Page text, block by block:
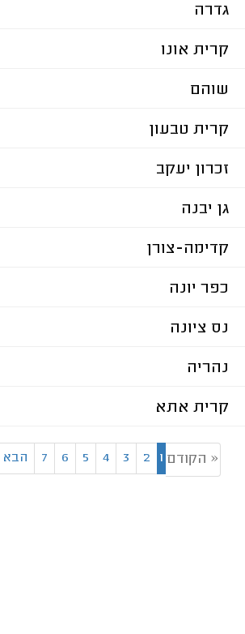
גדרה
קרית אונו
שוהם
קרית טבעון
זכרון יעקב
גן יבנה
קדימה-צורן
כפר יונה
נס ציונה
נהריה
קרית אתא
« הקודם 1
2
3
4
5
6
7 הבא